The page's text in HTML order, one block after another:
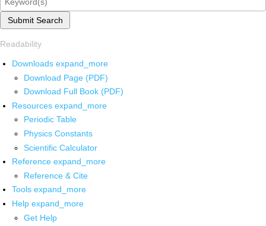
Submit Search
Readability
Downloads expand_more
Download Page (PDF)
Download Full Book (PDF)
Resources expand_more
Periodic Table
Physics Constants
Scientific Calculator
Reference expand_more
Reference & Cite
Tools expand_more
Help expand_more
Get Help